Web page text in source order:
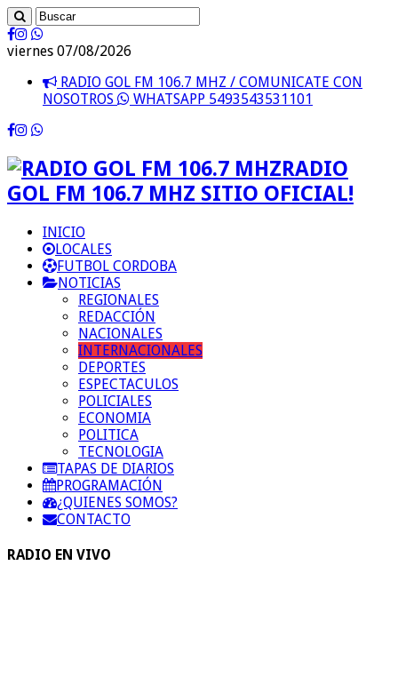
viernes 07/08/2026
RADIO GOL FM 106.7 MHZ / COMUNICATE CON
NOSOTROS
WHATSAPP 5493543531101
RADIO
GOL FM 106.7 MHZ SITIO OFICIAL!
INICIO
LOCALES
FUTBOL CORDOBA
NOTICIAS
REGIONALES
REDACCIÓN
NACIONALES
INTERNACIONALES
DEPORTES
ESPECTACULOS
POLICIALES
ECONOMIA
POLITICA
TECNOLOGIA
TAPAS DE DIARIOS
PROGRAMACIÓN
¿QUIENES SOMOS?
CONTACTO
RADIO EN VIVO